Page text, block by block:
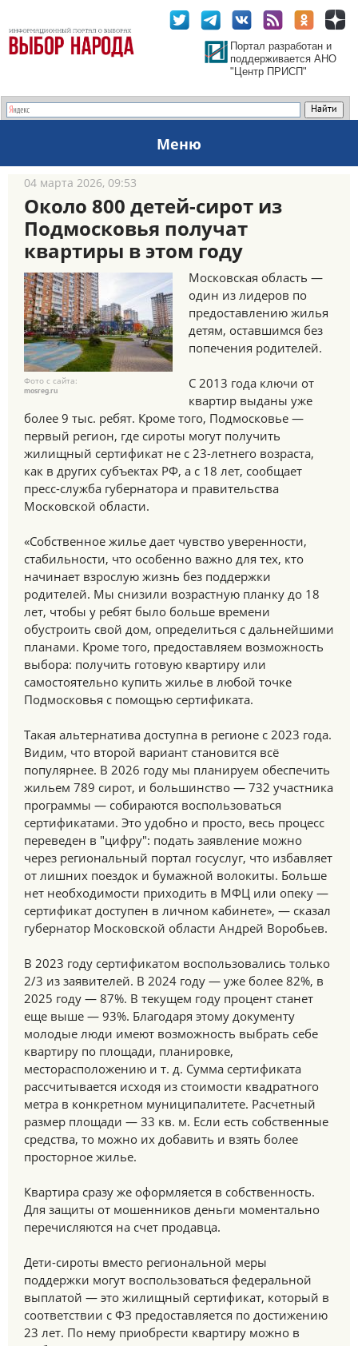
Портал разработан и
поддерживается АНО
"Центр ПРИСП"
Меню
04 марта 2026, 09:53
Около 800 детей-сирот из
Подмосковья получат
квартиры в этом году
Фото с сайта:
mosreg.ru
Московская область —
один из лидеров по
предоставлению жилья
детям, оставшимся без
попечения родителей.
С 2013 года ключи от
квартир выданы уже
более 9 тыс. ребят. Кроме того, Подмосковье —
первый регион, где сироты могут получить
жилищный сертификат не с 23-летнего возраста,
как в других субъектах РФ, а с 18 лет, сообщает
пресс-служба губернатора и правительства
Московской области.
«Собственное жилье дает чувство уверенности,
стабильности, что особенно важно для тех, кто
начинает взрослую жизнь без поддержки
родителей. Мы снизили возрастную планку до 18
лет, чтобы у ребят было больше времени
обустроить свой дом, определиться с дальнейшими
планами. Кроме того, предоставляем возможность
выбора: получить готовую квартиру или
самостоятельно купить жилье в любой точке
Подмосковья с помощью сертификата.
Такая альтернатива доступна в регионе с 2023 года.
Видим, что второй вариант становится всё
популярнее. В 2026 году мы планируем обеспечить
жильем 789 сирот, и большинство — 732 участника
программы — собираются воспользоваться
сертификатами. Это удобно и просто, весь процесс
переведен в "цифру": подать заявление можно
через региональный портал госуслуг, что избавляет
от лишних поездок и бумажной волокиты. Больше
нет необходимости приходить в МФЦ или опеку —
сертификат доступен в личном кабинете», — сказал
губернатор Московской области Андрей Воробьев.
В 2023 году сертификатом воспользовались только
2/3 из заявителей. В 2024 году — уже более 82%, в
2025 году — 87%. В текущем году процент станет
еще выше — 93%. Благодаря этому документу
молодые люди имеют возможность выбрать себе
квартиру по площади, планировке,
месторасположению и т. д. Сумма сертификата
рассчитывается исходя из стоимости квадратного
метра в конкретном муниципалитете. Расчетный
размер площади — 33 кв. м. Если есть собственные
средства, то можно их добавить и взять более
просторное жилье.
Квартира сразу же оформляется в собственность.
Для защиты от мошенников деньги моментально
перечисляются на счет продавца.
Дети-сироты вместо региональной меры
поддержки могут воспользоваться федеральной
выплатой — это жилищный сертификат, который в
соответствии с ФЗ предоставляется по достижению
23 лет. По нему приобрести квартиру можно в